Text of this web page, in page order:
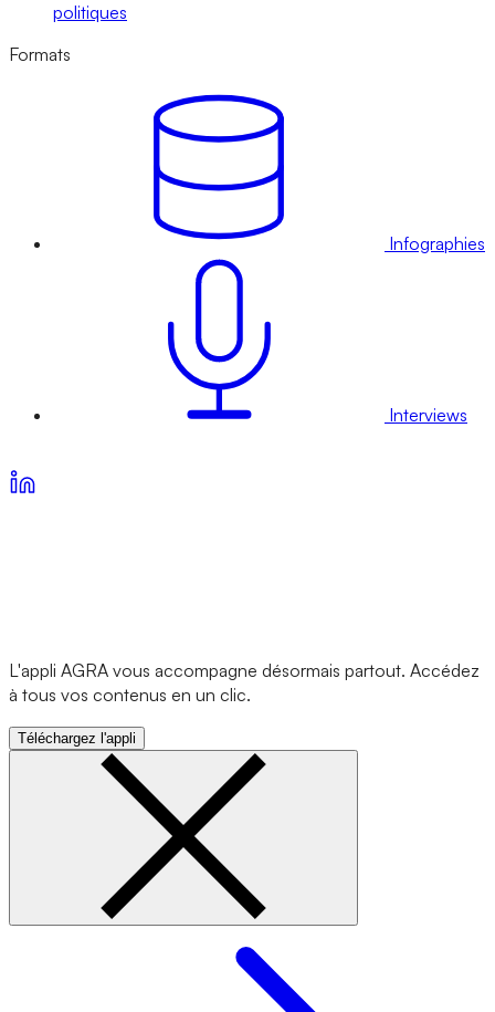
politiques
Formats
Infographies
Interviews
L'appli AGRA vous accompagne désormais partout. Accédez
à tous vos contenus en un clic.
Téléchargez l'appli